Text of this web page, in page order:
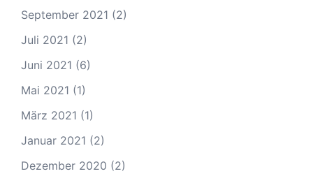
September 2021 (2)
Juli 2021 (2)
Juni 2021 (6)
Mai 2021 (1)
März 2021 (1)
Januar 2021 (2)
Dezember 2020 (2)